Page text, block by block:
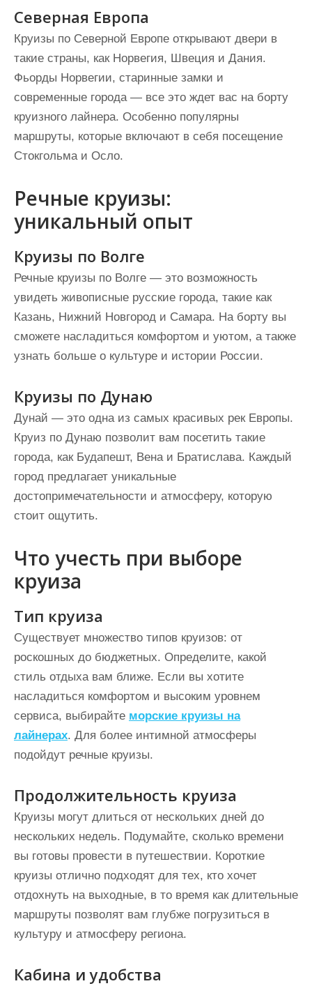
Северная Европа
Круизы по Северной Европе открывают двери в
такие страны, как Норвегия, Швеция и Дания.
Фьорды Норвегии, старинные замки и
современные города — все это ждет вас на борту
круизного лайнера. Особенно популярны
маршруты, которые включают в себя посещение
Стокгольма и Осло.
Речные круизы:
уникальный опыт
Круизы по Волге
Речные круизы по Волге — это возможность
увидеть живописные русские города, такие как
Казань, Нижний Новгород и Самара. На борту вы
сможете насладиться комфортом и уютом, а также
узнать больше о культуре и истории России.
Круизы по Дунаю
Дунай — это одна из самых красивых рек Европы.
Круиз по Дунаю позволит вам посетить такие
города, как Будапешт, Вена и Братислава. Каждый
город предлагает уникальные
достопримечательности и атмосферу, которую
стоит ощутить.
Что учесть при выборе
круиза
Тип круиза
Существует множество типов круизов: от
роскошных до бюджетных. Определите, какой
стиль отдыха вам ближе. Если вы хотите
насладиться комфортом и высоким уровнем
сервиса, выбирайте морские круизы на
лайнерах. Для более интимной атмосферы
подойдут речные круизы.
Продолжительность круиза
Круизы могут длиться от нескольких дней до
нескольких недель. Подумайте, сколько времени
вы готовы провести в путешествии. Короткие
круизы отлично подходят для тех, кто хочет
отдохнуть на выходные, в то время как длительные
маршруты позволят вам глубже погрузиться в
культуру и атмосферу региона.
Кабина и удобства